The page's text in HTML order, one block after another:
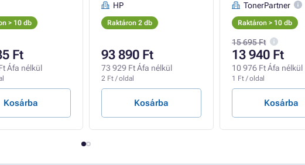
> 10 db
Ft
Áfa nélkül
Kosárba
HP
Raktáron 2 db
93 890 Ft
73 929 Ft Áfa nélkül
2 Ft / oldal
Kosárba
TonerPartner
Raktáron > 10 db
15 695 Ft
13 940 Ft
10 976 Ft Áfa nélkül
1 Ft / oldal
Kosárba